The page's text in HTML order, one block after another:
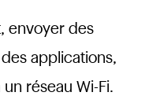
envoyer des
applications,
réseau Wi-Fi.